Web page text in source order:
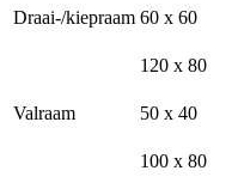
Draai-/kiepraam 60 x 60
120 x 80
Valraam 50 x 40
100 x 80